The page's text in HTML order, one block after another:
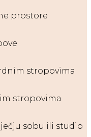
prostore
stropovima
stropovima
sobu ili studio